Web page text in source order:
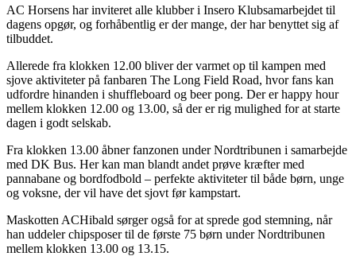
AC Horsens har inviteret alle klubber i Insero Klubsamarbejdet til
dagens opgør, og forhåbentlig er der mange, der har benyttet sig af
tilbuddet.
Allerede fra klokken 12.00 bliver der varmet op til kampen med
sjove aktiviteter på fanbaren The Long Field Road, hvor fans kan
udfordre hinanden i shuffleboard og beer pong. Der er happy hour
mellem klokken 12.00 og 13.00, så der er rig mulighed for at starte
dagen i godt selskab.
Fra klokken 13.00 åbner fanzonen under Nordtribunen i samarbejde
med DK Bus. Her kan man blandt andet prøve kræfter med
pannabane og bordfodbold – perfekte aktiviteter til både børn, unge
og voksne, der vil have det sjovt før kampstart.
Maskotten ACHibald sørger også for at sprede god stemning, når
han uddeler chipsposer til de første 75 børn under Nordtribunen
mellem klokken 13.00 og 13.15.